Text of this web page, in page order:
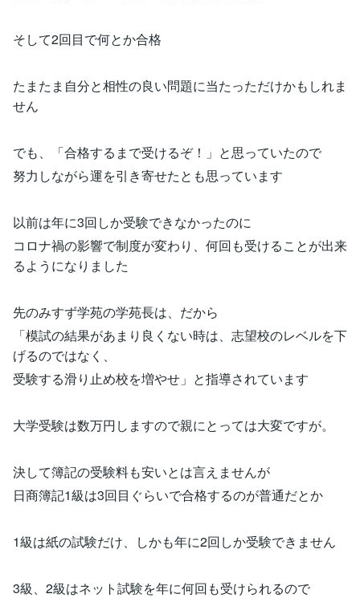
そして2回目で何とか合格
たまたま自分と相性の良い問題に当たっただけかもしれま
せん
でも、「合格するまで受けるぞ！」と思っていたので
努力しながら運を引き寄せたとも思っています
以前は年に3回しか受験できなかったのに
コロナ禍の影響で制度が変わり、何回も受けることが出来
るようになりました
先のみすず学苑の学苑長は、だから
「模試の結果があまり良くない時は、志望校のレベルを下
げるのではなく、
受験する滑り止め校を増やせ」と指導されています
大学受験は数万円しますので親にとっては大変ですが。
決して簿記の受験料も安いとは言えませんが
日商簿記1級は3回目ぐらいで合格するのが普通だとか
1級は紙の試験だけ、しかも年に2回しか受験できません
3級、2級はネット試験を年に何回も受けられるので